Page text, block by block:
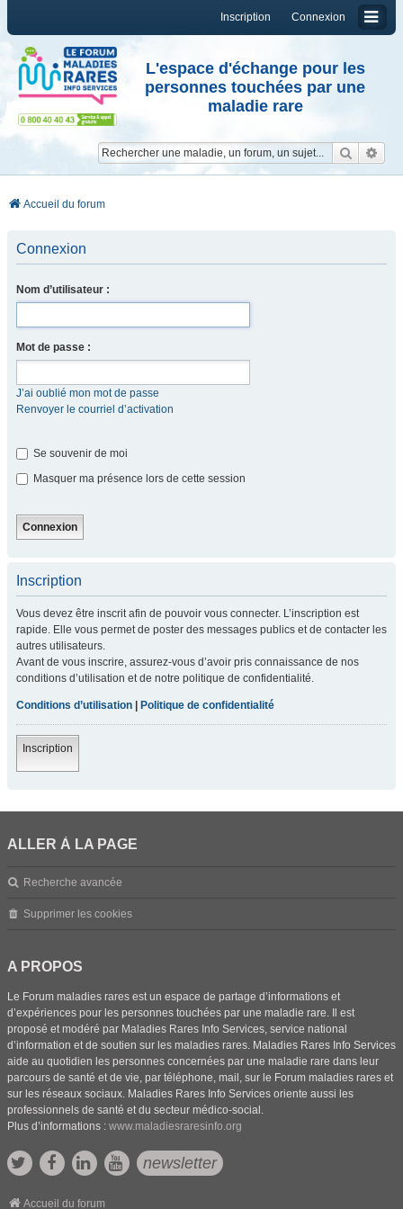
Connexion
Inscription
L'espace d'échange pour les
personnes touchées par une
maladie rare
Accueil du forum
Connexion
Nom d’utilisateur :
Mot de passe :
J’ai oublié mon mot de passe
Renvoyer le courriel d’activation
Se souvenir de moi
Masquer ma présence lors de cette session
Inscription
Vous devez être inscrit afin de pouvoir vous connecter. L’inscription est
rapide. Elle vous permet de poster des messages publics et de contacter les
autres utilisateurs.
Avant de vous inscrire, assurez-vous d’avoir pris connaissance de nos
conditions d’utilisation et de notre politique de confidentialité.
Conditions d’utilisation Politique de confidentialité
Inscription
ALLER À LA PAGE
Recherche avancée
Supprimer les cookies
A PROPOS
Le Forum maladies rares est un espace de partage d’informations et
d’expériences pour les personnes touchées par une maladie rare. Il est
proposé et modéré par Maladies Rares Info Services, service national
d’information et de soutien sur les maladies rares. Maladies Rares Info Services
aide au quotidien les personnes concernées par une maladie rare dans leur
parcours de santé et de vie, par téléphone, mail, sur le Forum maladies rares et
sur les réseaux sociaux. Maladies Rares Info Services oriente aussi les
professionnels de santé et du secteur médico-social.
Plus d’informations : www.maladiesraresinfo.org
newsletter
Accueil du forum